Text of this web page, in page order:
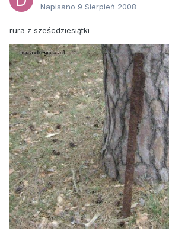
Napisano 9 Sierpień 2008
rura z sześcdziesiątki